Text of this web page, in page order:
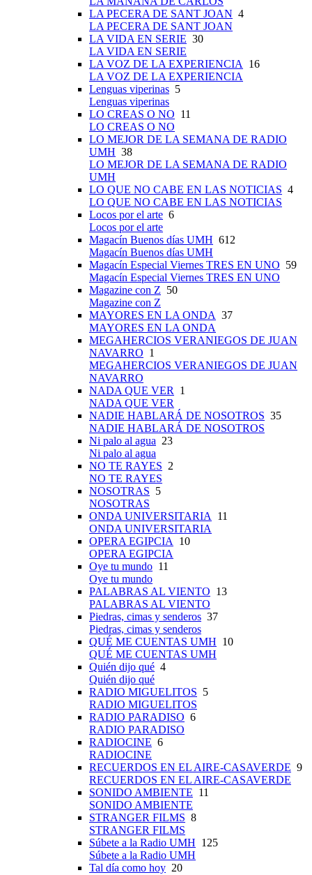
LA PECERA DE SANT JOAN 4
LA PECERA DE SANT JOAN
LA VIDA EN SERIE 30
LA VIDA EN SERIE
LA VOZ DE LA EXPERIENCIA
16
LA VOZ DE LA EXPERIENCIA
Lenguas viperinas 5
Lenguas viperinas
LO CREAS O NO 11
LO CREAS O NO
LO MEJOR DE LA SEMANA DE RADIO
UMH 38
LO MEJOR DE LA SEMANA DE RADIO
UMH
LO QUE NO CABE EN LAS NOTICIAS 4
LO QUE NO CABE EN LAS NOTICIAS
Locos por el arte 6
Locos por el arte
Magacín Buenos días UMH 612
Magacín Buenos días UMH
Magacín Especial Viernes TRES EN UNO 59
Magacín Especial Viernes TRES EN UNO
Magazine con Z 50
Magazine con Z
MAYORES EN LA ONDA 37
MAYORES EN LA ONDA
MEGAHERCIOS VERANIEGOS DE JUAN
NAVARRO 1
MEGAHERCIOS VERANIEGOS DE JUAN
NAVARRO
NADA QUE VER
1
NADA QUE VER
NADIE HABLARÁ DE NOSOTROS 35
NADIE HABLARÁ DE NOSOTROS
Ni palo al agua 23
Ni palo al agua
NO TE RAYES 2
NO TE RAYES
NOSOTRAS 5
NOSOTRAS
ONDA UNIVERSITARIA
11
ONDA UNIVERSITARIA
OPERA EGIPCIA
10
OPERA EGIPCIA
Oye tu mundo 11
Oye tu mundo
PALABRAS AL VIENTO 13
PALABRAS AL VIENTO
Piedras, cimas y senderos 37
Piedras, cimas y senderos
QUÉ ME CUENTAS UMH 10
QUÉ ME CUENTAS UMH
Quién dijo qué 4
Quién dijo qué
RADIO MIGUELITOS 5
RADIO MIGUELITOS
RADIO PARADISO 6
RADIO PARADISO
RADIOCINE 6
RADIOCINE
RECUERDOS EN EL AIRE-CASAVERDE 9
RECUERDOS EN EL AIRE-CASAVERDE
SONIDO AMBIENTE 11
SONIDO AMBIENTE
STRANGER FILMS 8
STRANGER FILMS
Súbete a la Radio UMH 125
Súbete a la Radio UMH
Tal día como hoy 20